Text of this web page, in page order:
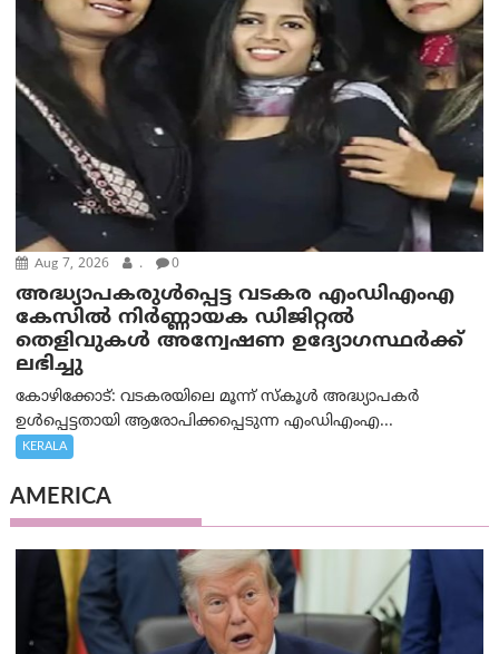
Aug 7, 2026 . 0
അദ്ധ്യാപകരുള്‍പ്പെട്ട വടകര എംഡി‌എം‌എ
കേസില്‍ നിര്‍ണ്ണായക ഡിജിറ്റല്‍
തെളിവുകള്‍ അന്വേഷണ ഉദ്യോഗസ്ഥര്‍ക്ക്
ലഭിച്ചു
കോഴിക്കോട്: വടകരയിലെ മൂന്ന് സ്കൂൾ അദ്ധ്യാപകർ
ഉൾപ്പെട്ടതായി ആരോപിക്കപ്പെടുന്ന എംഡിഎംഎ...
KERALA
AMERICA